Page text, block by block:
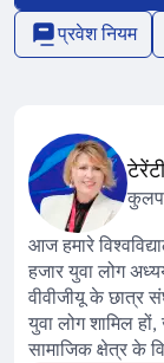
प्रवेश नियम
आज हमारे
हजार युवा लोग
वीवीजीयू के छात्र
युवा लोग शामिल
सामाजिक क्षेत्र के